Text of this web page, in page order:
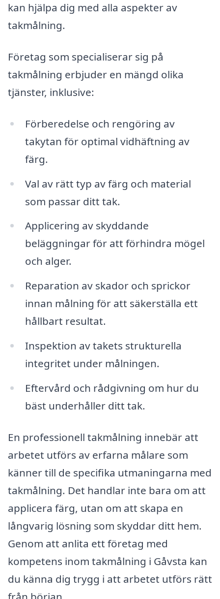
kan hjälpa dig med alla aspekter av
takmålning.
Företag som specialiserar sig på
takmålning erbjuder en mängd olika
tjänster, inklusive:
Förberedelse och rengöring av
takytan för optimal vidhäftning av
färg.
Val av rätt typ av färg och material
som passar ditt tak.
Applicering av skyddande
beläggningar för att förhindra mögel
och alger.
Reparation av skador och sprickor
innan målning för att säkerställa ett
hållbart resultat.
Inspektion av takets strukturella
integritet under målningen.
Eftervård och rådgivning om hur du
bäst underhåller ditt tak.
En professionell takmålning innebär att
arbetet utförs av erfarna målare som
känner till de specifika utmaningarna med
takmålning. Det handlar inte bara om att
applicera färg, utan om att skapa en
långvarig lösning som skyddar ditt hem.
Genom att anlita ett företag med
kompetens inom takmålning i Gåvsta kan
du känna dig trygg i att arbetet utförs rätt